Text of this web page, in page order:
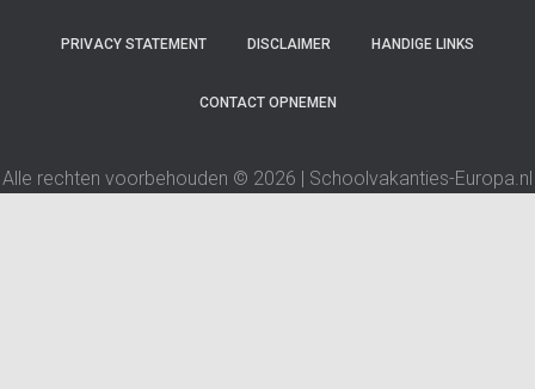
PRIVACY STATEMENT DISCLAIMER HANDIGE LINKS
CONTACT OPNEMEN
Alle rechten voorbehouden © 2026 | Schoolvakanties-Europa.nl